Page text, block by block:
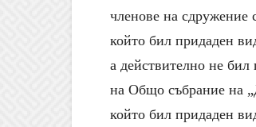
членове на сдружение
който бил придаден
а действително не бил
на Общо събрание на
който бил придаден